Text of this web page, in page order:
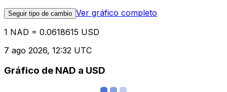
Seguir tipo de cambio Ver gráfico completo
1 NAD = 0.0618615 USD
7 ago 2026, 12:32 UTC
Gráfico de NAD a USD